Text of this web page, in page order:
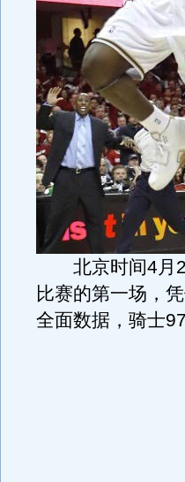
北京时间4月23
比赛的第一场，
全面数据，骑士